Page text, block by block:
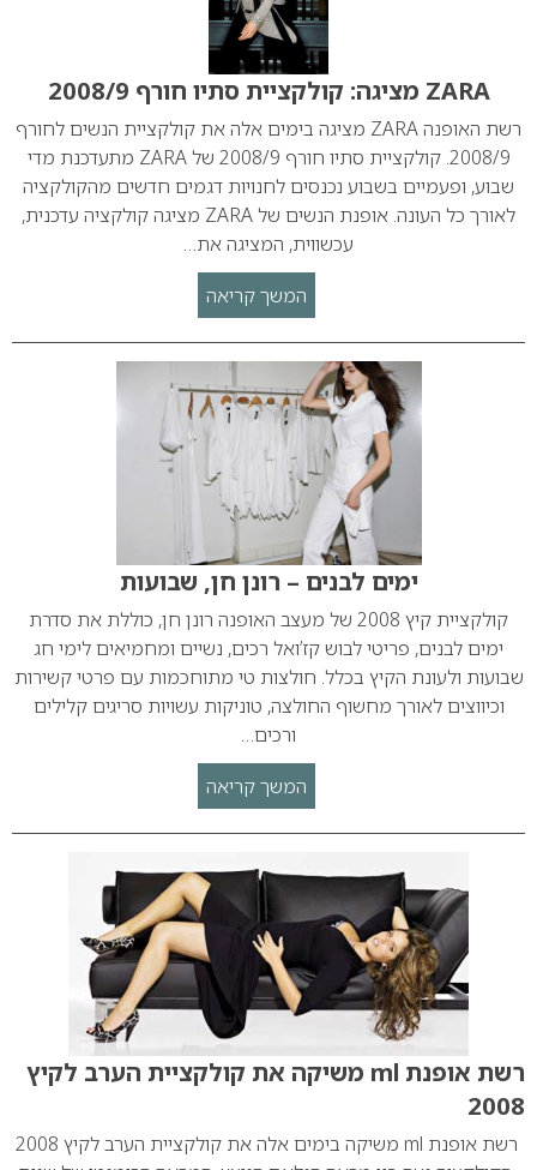
ZARA מציגה: קולקציית סתיו חורף 2008/9
רשת האופנה ZARA מציגה בימים אלה את קולקציית הנשים לחורף
2008/9. קולקציית סתיו חורף 2008/9 של ZARA מתעדכנת מדי
שבוע, ופעמיים בשבוע נכנסים לחנויות דגמים חדשים מהקולקציה
לאורך כל העונה. אופנת הנשים של ZARA מציגה קולקציה עדכנית,
עכשווית, המציגה את…
המשך קריאה
ימים לבנים – רונן חן, שבועות
קולקציית קיץ 2008 של מעצב האופנה רונן חן, כוללת את סדרת
ימים לבנים, פריטי לבוש קז’ואל רכים, נשיים ומחמיאים לימי חג
שבועות ולעונת הקיץ בכלל. חולצות טי מתוחכמות עם פרטי קשירות
וכיווצים לאורך מחשוף החולצה, טוניקות עשויות סריגים קלילים
ורכים…
המשך קריאה
רשת אופנת ml משיקה את קולקציית הערב לקיץ
2008
רשת אופנת ml משיקה בימים אלה את קולקציית הערב לקיץ 2008